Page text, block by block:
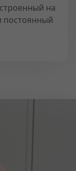
на
постоянный